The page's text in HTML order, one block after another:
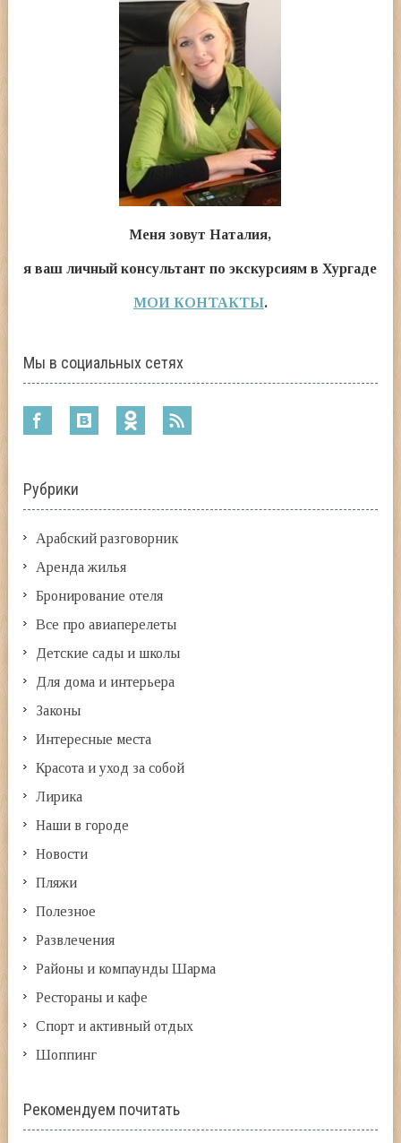
Меня зовут Наталия,
я ваш личный консультант по экскурсиям в Хургаде
МОИ КОНТАКТЫ.
Мы в социальных сетях
Рубрики
Арабский разговорник
Аренда жилья
Бронирование отеля
Все про авиаперелеты
Детские сады и школы
Для дома и интерьера
Законы
Интересные места
Красота и уход за собой
Лирика
Наши в городе
Новости
Пляжи
Полезное
Развлечения
Районы и компаунды Шарма
Рестораны и кафе
Спорт и активный отдых
Шоппинг
Рекомендуем почитать